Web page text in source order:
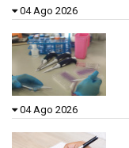
04 Ago 2026
04 Ago 2026